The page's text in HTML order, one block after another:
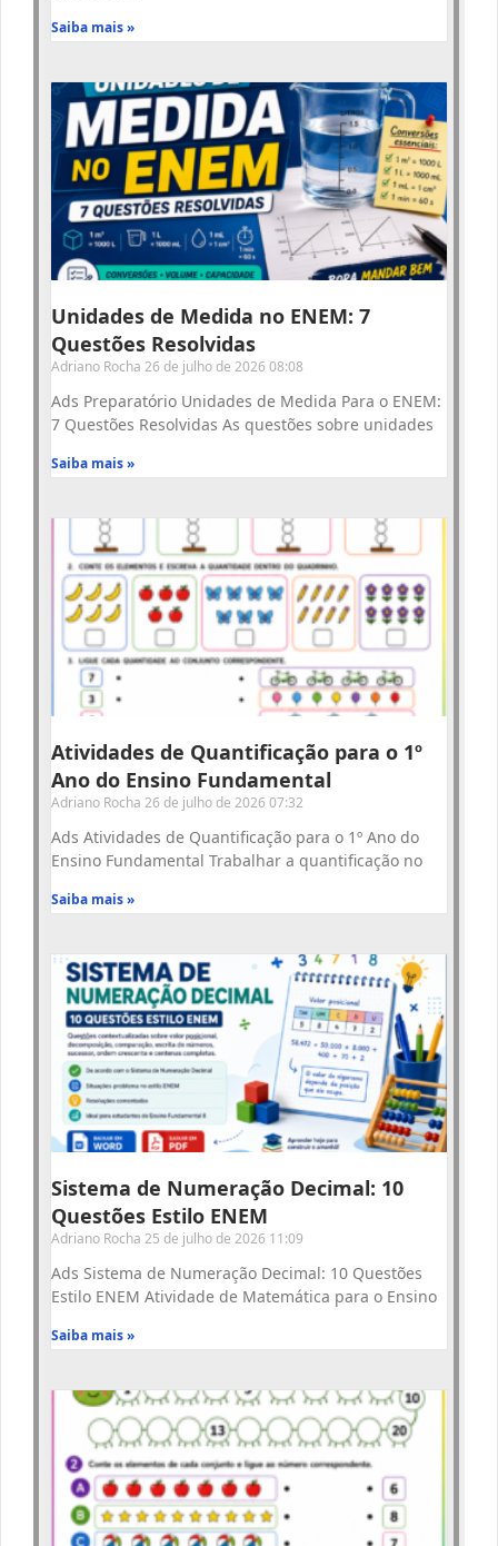
Saiba mais »
Unidades de Medida no ENEM: 7
Questões Resolvidas
Adriano Rocha 26 de julho de 2026 08:08
Ads Preparatório Unidades de Medida Para o ENEM:
7 Questões Resolvidas As questões sobre unidades
Saiba mais »
Atividades de Quantificação para o 1º
Ano do Ensino Fundamental
Adriano Rocha 26 de julho de 2026 07:32
Ads Atividades de Quantificação para o 1º Ano do
Ensino Fundamental Trabalhar a quantificação no
Saiba mais »
Sistema de Numeração Decimal: 10
Questões Estilo ENEM
Adriano Rocha 25 de julho de 2026 11:09
Ads Sistema de Numeração Decimal: 10 Questões
Estilo ENEM Atividade de Matemática para o Ensino
Saiba mais »